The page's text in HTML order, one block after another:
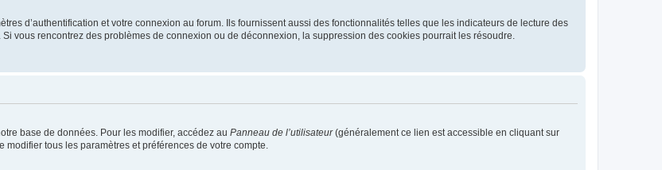
d’authentification et votre connexion au forum. Ils fournissent aussi des fonctionnalités telles que les indicateurs de lecture des
vous rencontrez des problèmes de connexion ou de déconnexion, la suppression des cookies pourrait les résoudre.
base de données. Pour les modifier, accédez au Panneau de l’utilisateur(généralement ce lien est accessible en cliquant sur
tous les paramètres et préférences de votre compte.